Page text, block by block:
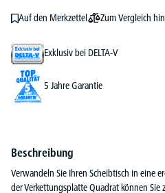
Auf den Merkzettel Zum Vergleich
Exklusiv bei DELTA-V
5 Jahre Garantie
Beschreibung
Verwandeln Sie Ihren Scheibtisch in eine
der Verkettungsplatte Quadrat können